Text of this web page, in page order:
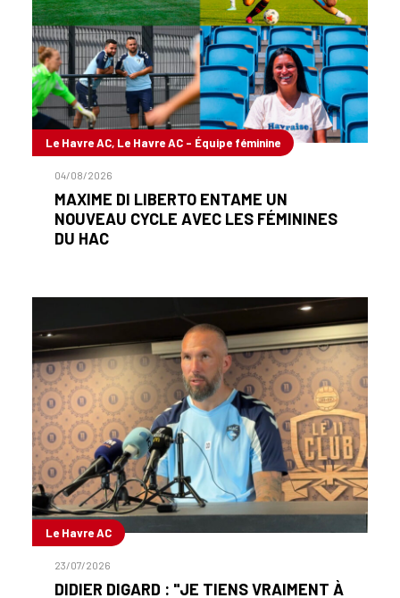
Le Havre AC, Le Havre AC - Équipe féminine
04/08/2026
MAXIME DI LIBERTO ENTAME UN
NOUVEAU CYCLE AVEC LES FÉMININES
DU HAC
Le Havre AC
23/07/2026
DIDIER DIGARD : "JE TIENS VRAIMENT À